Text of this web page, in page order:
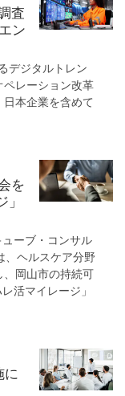
査
ン
デジタルトレン
ペレーション改革
本企業を含めて
を
ーブ・コンサル
、ヘルスケア分野
、岡山市の持続可
活マイレージ」
に